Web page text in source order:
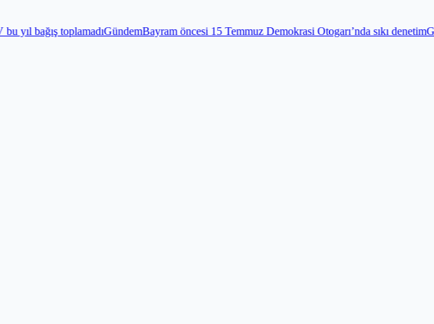
GündemBayram öncesi 15 Temmuz Demokrasi Otogarı’nda sıkı denetimGündemEdirnekapı